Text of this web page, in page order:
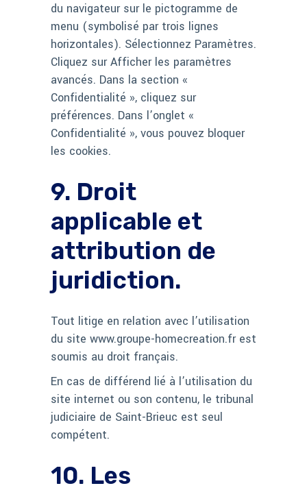
du navigateur sur le pictogramme de
menu (symbolisé par trois lignes
horizontales). Sélectionnez Paramètres.
Cliquez sur Afficher les paramètres
avancés. Dans la section «
Confidentialité », cliquez sur
préférences. Dans l’onglet «
Confidentialité », vous pouvez bloquer
les cookies.
9. Droit
applicable et
attribution de
juridiction.
Tout litige en relation avec l’utilisation
du site www.groupe-homecreation.fr est
soumis au droit français.
En cas de différend lié à l’utilisation du
site internet ou son contenu, le tribunal
judiciaire de Saint-Brieuc est seul
compétent.
10. Les